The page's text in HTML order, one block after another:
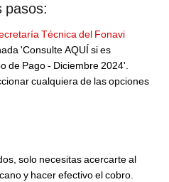
pasos:
Técnica del Fonavi
'Consulte AQUÍ si es
de Pago - Diciembre 2024'.
cualquiera de las opciones
solo necesitas acercarte al
y hacer efectivo el cobro.